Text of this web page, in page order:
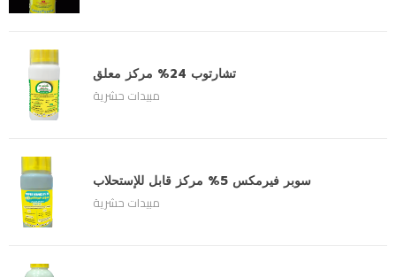
تشارتوب 24% مركز معلق
مبيدات حشرية
سوبر فيرمكس 5% مركز قابل للإستحلاب
مبيدات حشرية